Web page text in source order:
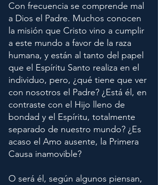
Con frecuencia se comprende mal
a Dios el Padre. Muchos conocen
la misión que Cristo vino a cumplir
a este mundo a favor de la raza
humana, y están al tanto del papel
que el Espíritu Santo realiza en el
individuo, pero, ¿qué tiene que ver
con nosotros el Padre? ¿Está él, en
contraste con el Hijo lleno de
bondad y el Espíritu, totalmente
separado de nuestro mundo? ¿Es
acaso el Amo ausente, la Primera
Causa inamovible?
O será él, según algunos piensan,